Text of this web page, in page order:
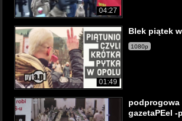
04:27
01:49
Blek piątek
1080p
podprogowa
gazetaPEel -